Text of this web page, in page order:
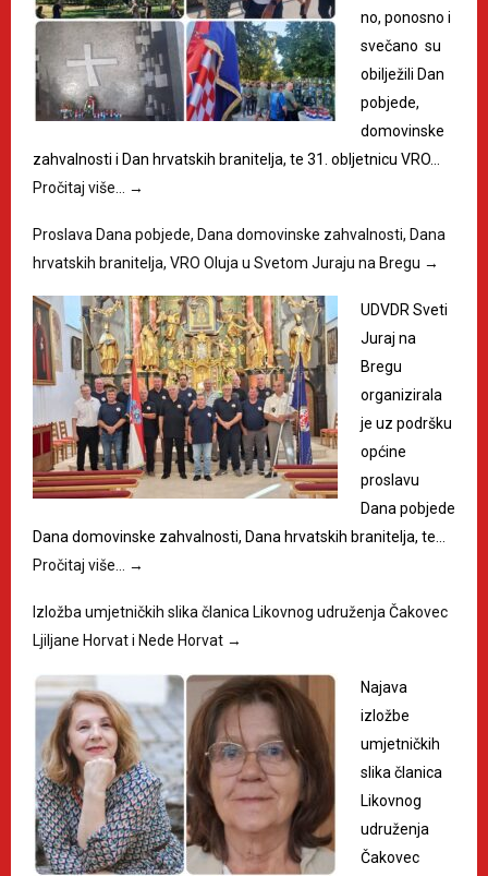
no, ponosno i
svečano su
obilježili Dan
pobjede,
domovinske
zahvalnosti i Dan hrvatskih branitelja, te 31. obljetnicu VRO…
Pročitaj više…
→
Proslava Dana pobjede, Dana domovinske zahvalnosti, Dana
hrvatskih branitelja, VRO Oluja u Svetom Juraju na Bregu →
UDVDR Sveti
Juraj na
Bregu
organizirala
je uz podršku
općine
proslavu
Dana pobjede
Dana domovinske zahvalnosti, Dana hrvatskih branitelja, te…
Pročitaj više…
→
Izložba umjetničkih slika članica Likovnog udruženja Čakovec
Ljiljane Horvat i Nede Horvat →
Najava
izložbe
umjetničkih
slika članica
Likovnog
udruženja
Čakovec